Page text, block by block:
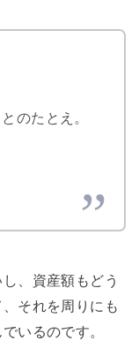
のたとえ。
、資産額もどう
それを周りにも
いるのです。